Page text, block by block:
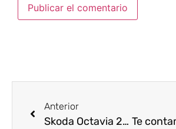
Anterior
Skoda Octavia 2023: precio, versiones y características [ACTUALIZADO]